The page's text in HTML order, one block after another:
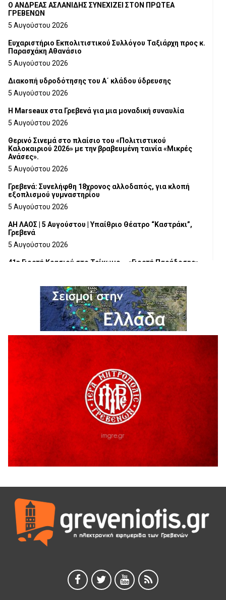
Ο ΑΝΔΡΕΑΣ ΑΣΛΑΝΙΔΗΣ ΣΥΝΕΧΙΖΕΙ ΣΤΟΝ ΠΡΩΤΕΑ
ΓΡΕΒΕΝΩΝ
5 Αυγούστου 2026
Ευχαριστήριο Εκπολιτιστικού Συλλόγου Ταξιάρχη προς κ.
Παρασχάκη Αθανάσιο
5 Αυγούστου 2026
Διακοπή υδροδότησης του Α΄ κλάδου ύδρευσης
5 Αυγούστου 2026
Η Marseaux στα Γρεβενά για μια μοναδική συναυλία
5 Αυγούστου 2026
Θερινό Σινεμά στο πλαίσιο του «Πολιτιστικού
Καλοκαιριού 2026» με την βραβευμένη ταινία «Μικρές
Ανάσες».
5 Αυγούστου 2026
Γρεβενά: Συνελήφθη 18χρονος αλλοδαπός, για κλοπή
εξοπλισμού γυμναστηρίου
5 Αυγούστου 2026
ΑΗ ΛΑΟΣ | 5 Αυγούστου | Υπαίθριο Θέατρο “Καστράκι”,
Γρεβενά
5 Αυγούστου 2026
41η Γιορτή Κρασιού στο Τρίκωμο – «Γιορτή Παράδοσης»
ΜΟΡΙΟΔΟΤΟΥΜΕΝΑ ΣΕΜΙΝΑΡΙΑ ΑΠΟ ΤΟ ΠΑΝΕΠΙΣΤΗΜΙΟ
5 Αυγούστου 2026
ΕΥΧΑΡΙΣΤΙΕΣ Φυσιολατρικού Συλλόγου Γρεβενών
4 Αυγούστου 2026
Έκτακτη χρηματοδότηση 400.000€ για επιπλέον εργασίες
στο Δημοτικό Στάδιο Γρεβενών «Μίλτος Τεντόγλου»
4 Αυγούστου 2026
Τελικά τι είναι πολιτισμός;
Ολοσχερής καταστροφή κατοικίας από πυρκαγιά στην
Καληράχη Γρεβενών
3 Αυγούστου 2026
ΚΑΤΑΓΡΑΦΗ ΤΕΚΜΗΡΙΩΣΗ ΚΑΙ ΨΗΦΙΟΠΟΙΗΣΗ ΤΩΝ
Κουρκούτ’ party το Σάββατο 8 Αυγούστου στην Καλλονή
3 Αυγούστου 2026
ΠΡΟΓΡΑΜΜΑ ΠΑΝΗΓΥΡΕΩΣ ΙΕΡΑΣ ΜΟΝΗΣ ΖΑΒΟΡΔΑΣ 2026